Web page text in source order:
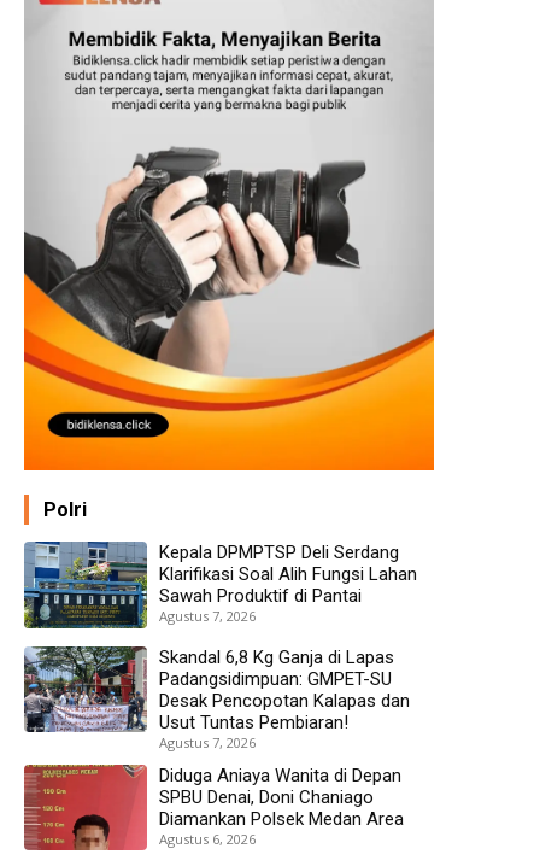
Polri
Kepala DPMPTSP Deli Serdang
Klarifikasi Soal Alih Fungsi Lahan
Sawah Produktif di Pantai
Agustus 7, 2026
Skandal 6,8 Kg Ganja di Lapas
Padangsidimpuan: GMPET-SU
Desak Pencopotan Kalapas dan
Usut Tuntas Pembiaran!
Agustus 7, 2026
Diduga Aniaya Wanita di Depan
SPBU Denai, Doni Chaniago
Diamankan Polsek Medan Area
Agustus 6, 2026